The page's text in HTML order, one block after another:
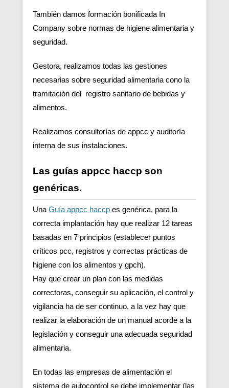
También damos formación bonificada In
Company sobre normas de higiene alimentaria y
seguridad.
Gestora, realizamos todas las gestiones
necesarias sobre seguridad alimentaria cono la
tramitación del registro sanitario de bebidas y
alimentos.
Realizamos consultorías de appcc y auditoría
interna de sus instalaciones.
Las guías appcc haccp son
genéricas.
Una Guía appcc haccp es genérica, para la
correcta implantación hay que realizar 12 tareas
basadas en 7 principios (establecer puntos
críticos pcc, registros y correctas prácticas de
higiene con los alimentos y gpch).
Hay que crear un plan con las medidas
correctoras, conseguir su aplicación, el control y
vigilancia ha de ser continuo, a la vez hay que
realizar la elaboración de un manual acorde a la
legislación y conseguir una adecuada seguridad
alimentaria.
En todas las empresas de alimentación el
sistema de autocontrol se debe implementar (las